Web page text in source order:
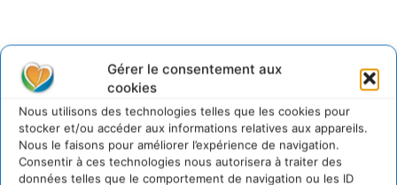
Gérer le consentement aux
cookies
Nous utilisons des technologies telles que les cookies pour
stocker et/ou accéder aux informations relatives aux appareils.
Nous le faisons pour améliorer l’expérience de navigation.
Consentir à ces technologies nous autorisera à traiter des
données telles que le comportement de navigation ou les ID
@cdurableinfo
273 Suiveurs
Suivre